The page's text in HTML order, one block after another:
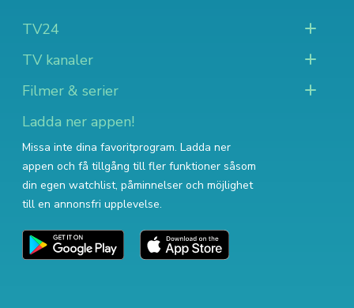
TV24
TV kanaler
Filmer & serier
Ladda ner appen!
Missa inte dina favoritprogram. Ladda ner
appen och få tillgång till fler funktioner såsom
din egen watchlist, påminnelser och möjlighet
till en annonsfri upplevelse.